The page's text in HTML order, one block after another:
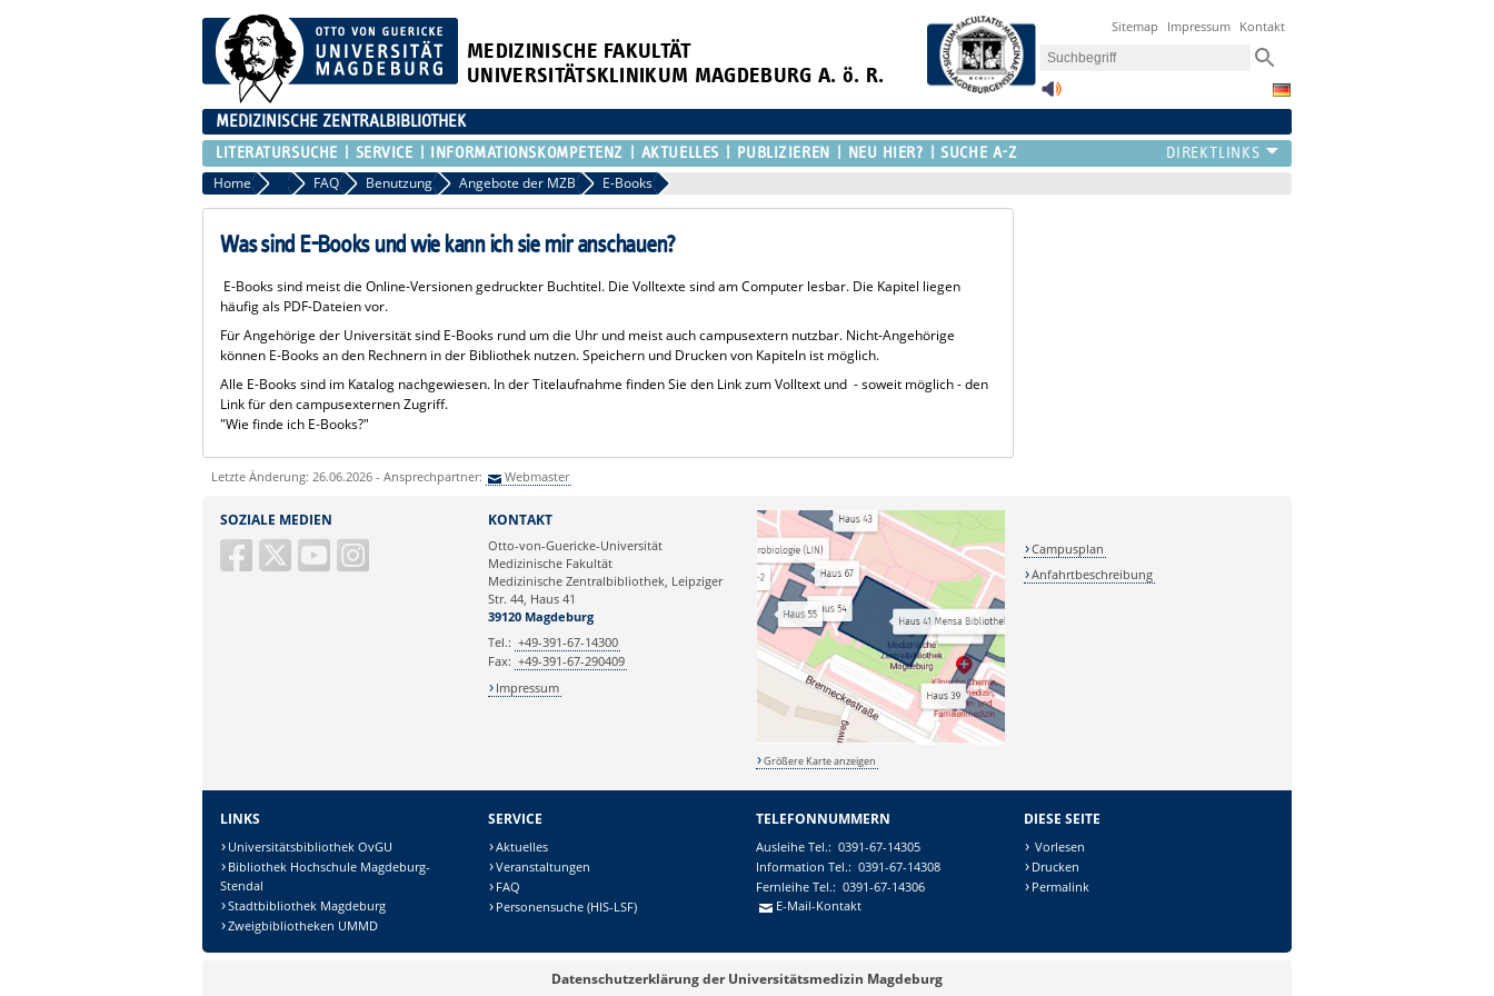
MEDIZINISCHE FAKULTÄT
UNIVERSITÄTSKLINIKUM MAGDEBURG A. ö. R.
Sitemap Impressum Kontakt
MEDIZINISCHE ZENTRALBIBLIOTHEK
LITERATURSUCHE SERVICE INFORMATIONSKOMPETENZ AKTUELLES PUBLIZIEREN NEU HIER? SUCHE A-Z
Home Neu hier?
FAQ Benutzung Angebote der MZB E-Books
Was sind E-Books und wie kann ich sie mir anschauen?
E-Books sind meist die Online-Versionen gedruckter Buchtitel. Die Volltexte sind am Computer lesbar. Die Kapitel liegen
häufig als PDF-Dateien vor.
Für Angehörige der Universität sind E-Books rund um die Uhr und meist auch campusextern nutzbar. Nicht-Angehörige
können E-Books an den Rechnern in der Bibliothek nutzen. Speichern und Drucken von Kapiteln ist möglich.
Alle E-Books sind im Katalog nachgewiesen. In der Titelaufnahme finden Sie den Link zum Volltext und - soweit möglich - den
Link für den campusexternen Zugriff.
"Wie finde ich E-Books?"
Letzte Änderung: 26.06.2026 - Ansprechpartner: Webmaster
SOZIALE MEDIEN KONTAKT
Otto-von-Guericke-Universität
Medizinische Fakultät
Medizinische Zentralbibliothek, Leipziger
Str. 44, Haus 41
39120 Magdeburg
Tel.: +49-391-67-14300
Fax: +49-391-67-290409
Impressum
Größere Karte anzeigen
Campusplan
Anfahrtbeschreibung
LINKS
Universitätsbibliothek OvGU
Bibliothek Hochschule Magdeburg-
Stendal
Stadtbibliothek Magdeburg
Zweigbibliotheken UMMD
SERVICE
Aktuelles
Veranstaltungen
FAQ
Personensuche (HIS-LSF)
TELEFONNUMMERN
Ausleihe Tel.: 0391-67-14305
Information Tel.: 0391-67-14308
Fernleihe Tel.: 0391-67-14306
E-Mail-Kontakt
DIESE SEITE
Vorlesen
Drucken
Permalink
Datenschutzerklärung der Universitätsmedizin Magdeburg